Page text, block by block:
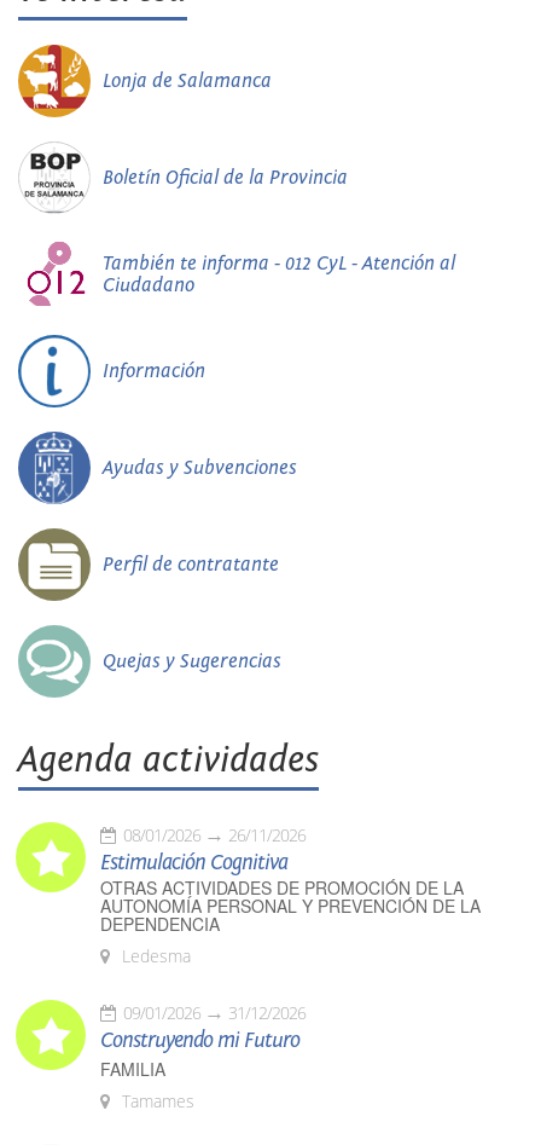
Lonja de Salamanca
Boletín Oficial de la Provincia
También te informa - 012 CyL - Atención al
Ciudadano
Información
Ayudas y Subvenciones
Perfil de contratante
Quejas y Sugerencias
Agenda actividades
08/01/2026 26/11/2026
Estimulación Cognitiva
OTRAS ACTIVIDADES DE PROMOCIÓN DE LA
AUTONOMÍA PERSONAL Y PREVENCIÓN DE LA
DEPENDENCIA
Ledesma
09/01/2026 31/12/2026
Construyendo mi Futuro
FAMILIA
Tamames